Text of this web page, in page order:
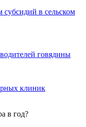
субсидий в сельском
говядины
клиник
в год?